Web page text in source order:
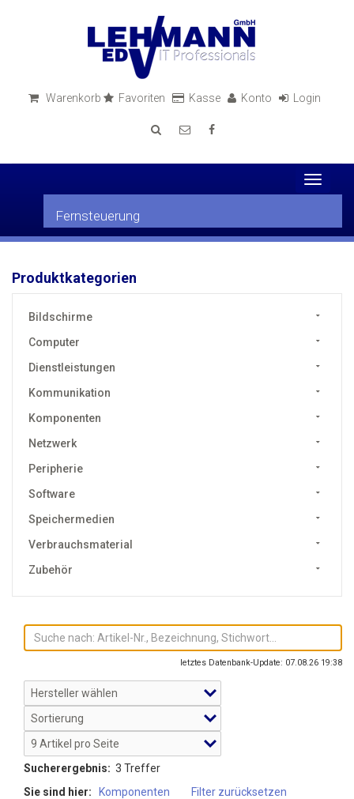
Warenkorb Favoriten Kasse Konto Login
Toggle
Fernsteuerung
Produktkategorien
Bildschirme
Computer
Dienstleistungen
Kommunikation
Komponenten
Netzwerk
Peripherie
Software
Speichermedien
Verbrauchsmaterial
Zubehör
letztes Datenbank-Update: 07.08.26 19:38
Sucherergebnis: 3 Treffer
Sie sind hier:
Komponenten Filter zurücksetzen